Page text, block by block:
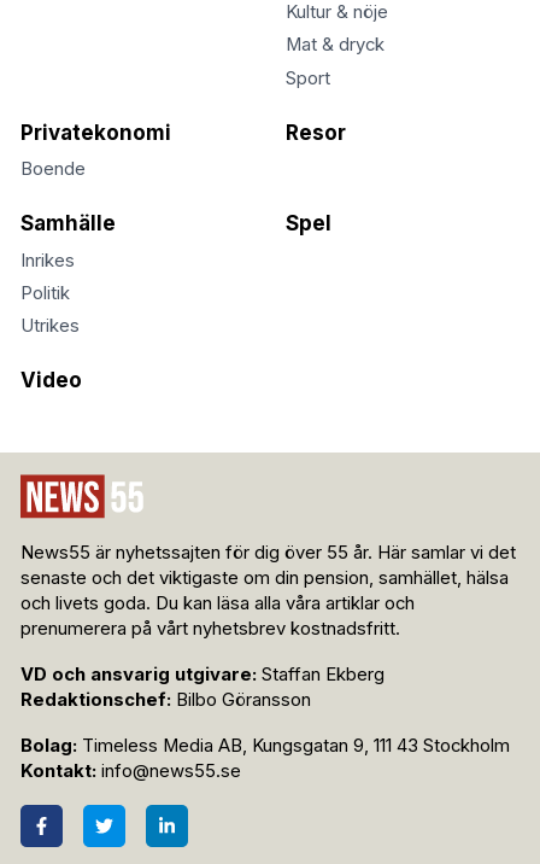
Kultur & nöje
Mat & dryck
Sport
Privatekonomi
Boende
Resor
Samhälle
Inrikes
Politik
Utrikes
Spel
Video
News55 är nyhetssajten för dig över 55 år. Här samlar vi det
senaste och det viktigaste om din pension, samhället, hälsa
och livets goda. Du kan läsa alla våra artiklar och
prenumerera på vårt nyhetsbrev kostnadsfritt.
VD och ansvarig utgivare: Staffan Ekberg
Redaktionschef: Bilbo Göransson
Bolag: Timeless Media AB, Kungsgatan 9, 111 43 Stockholm
Kontakt: info@news55.se